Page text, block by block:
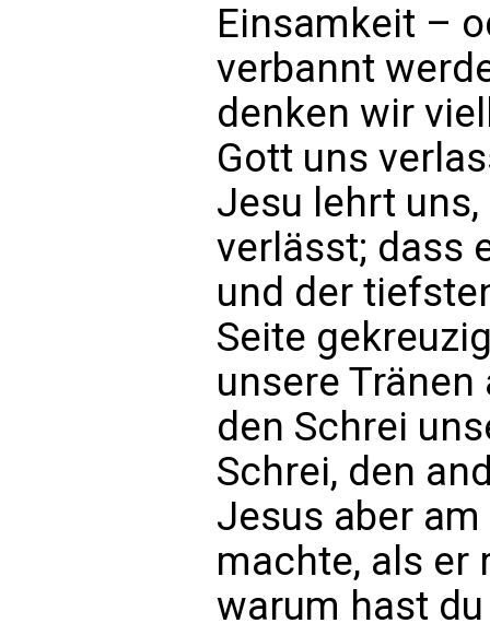
Einsamkeit –
verbannt
denken wir
Gott uns
Jesu lehrt
verlässt; dass
und der
Seite
unsere
den Schrei
Schrei, den
Jesus aber
machte, als er
warum hast